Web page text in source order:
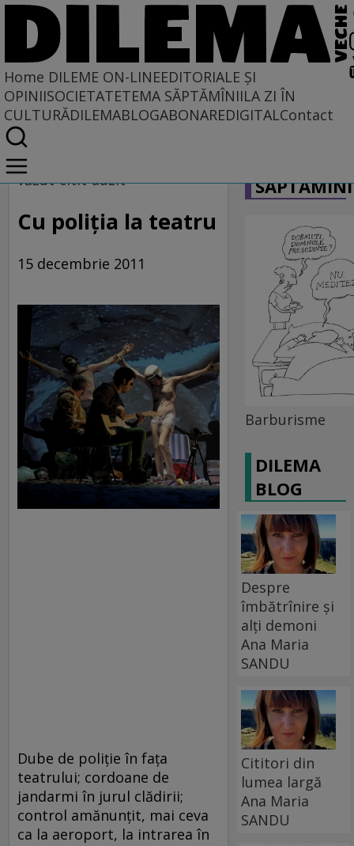
Home DILEME ON-LINEEDITORIALE ȘI
OPINIISOCIETATETEMA SĂPTĂMÎNIILA ZI ÎN
CULTURĂDILEMABLOGABONAREDIGITALContact
Home
Dileme on-line
văzut-citit-auzit
Cu poliţia la teatru
15 decembrie 2011
Dube de poliţie în faţa
teatrului; cordoane de
jandarmi în jurul clădirii;
control amănunţit, mai ceva
ca la aeroport, la intrarea în
Barburisme
DILEMA
BLOG
Despre
îmbătrînire și
alți demoni
Ana Maria
SANDU
Cititori din
lumea largă
Ana Maria
SANDU